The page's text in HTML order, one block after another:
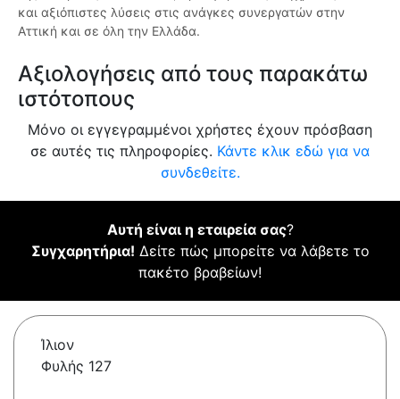
και αξιόπιστες λύσεις στις ανάγκες συνεργατών στην
Αττική και σε όλη την Ελλάδα.
Αξιολογήσεις από τους παρακάτω
ιστότοπους
Μόνο οι εγγεγραμμένοι χρήστες έχουν πρόσβαση
σε αυτές τις πληροφορίες. Κάντε κλικ εδώ για να
συνδεθείτε.
Αυτή είναι η εταιρεία σας?
Συγχαρητήρια! Δείτε πώς μπορείτε να λάβετε το
πακέτο βραβείων!
Ίλιον
Φυλής 127